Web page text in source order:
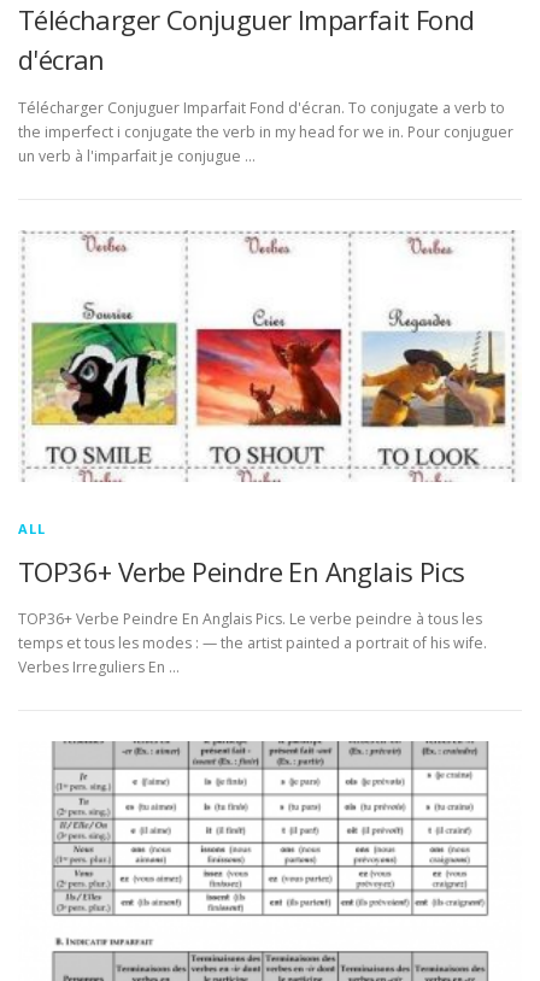
Télécharger Conjuguer Imparfait Fond
d'écran
Télécharger Conjuguer Imparfait Fond d'écran. To conjugate a verb to
the imperfect i conjugate the verb in my head for we in. Pour conjuguer
un verb à l'imparfait je conjugue …
ALL
TOP36+ Verbe Peindre En Anglais Pics
TOP36+ Verbe Peindre En Anglais Pics. Le verbe peindre à tous les
temps et tous les modes : — the artist painted a portrait of his wife.
Verbes Irreguliers En …